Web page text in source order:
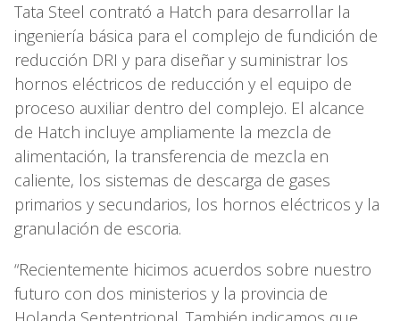
Tata Steel contrató a Hatch para desarrollar la
ingeniería básica para el complejo de fundición de
reducción DRI y para diseñar y suministrar los
hornos eléctricos de reducción y el equipo de
proceso auxiliar dentro del complejo. El alcance
de Hatch incluye ampliamente la mezcla de
alimentación, la transferencia de mezcla en
caliente, los sistemas de descarga de gases
primarios y secundarios, los hornos eléctricos y la
granulación de escoria.
“Recientemente hicimos acuerdos sobre nuestro
futuro con dos ministerios y la provincia de